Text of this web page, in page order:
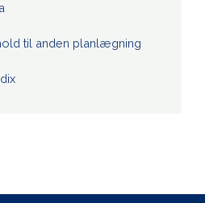
til anden planlægning